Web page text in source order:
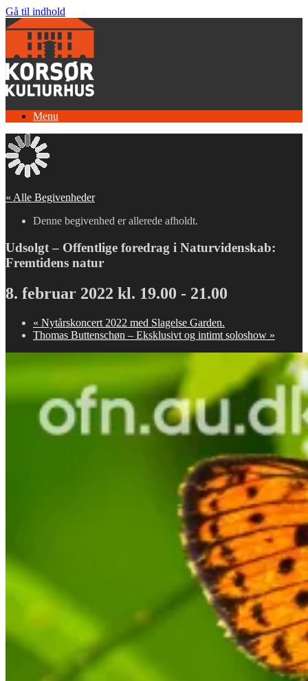
Gå til indhold
Menu
« Alle Begivenheder
Denne begivenhed er allerede afholdt.
Udsolgt – Offentlige foredrag i Naturvidenskab:
Fremtidens natur
8. februar 2022 kl. 19.00 - 21.00
« Nytårskoncert 2022 med Slagelse Garden.
Thomas Buttenschøn – Eksklusivt og intimt soloshow »